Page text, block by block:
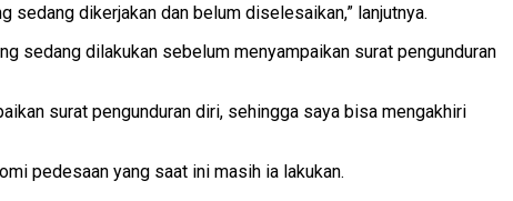
sedang dikerjakan dan belum diselesaikan,” lanjutnya.
sedang dilakukan sebelum menyampaikan surat pengunduran
surat pengunduran diri, sehingga saya bisa mengakhiri
pedesaan yang saat ini masih ia lakukan.